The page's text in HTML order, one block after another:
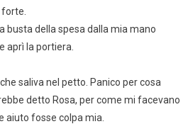
busta della spesa dalla mia mano
aprì la portiera.
saliva nel petto. Panico per cosa
detto Rosa, per come mi facevano
aiuto fosse colpa mia.